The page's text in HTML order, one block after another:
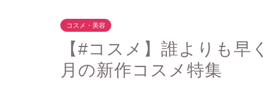
コスメ・美容
【#コスメ】誰よりも早
月の新作コスメ特集